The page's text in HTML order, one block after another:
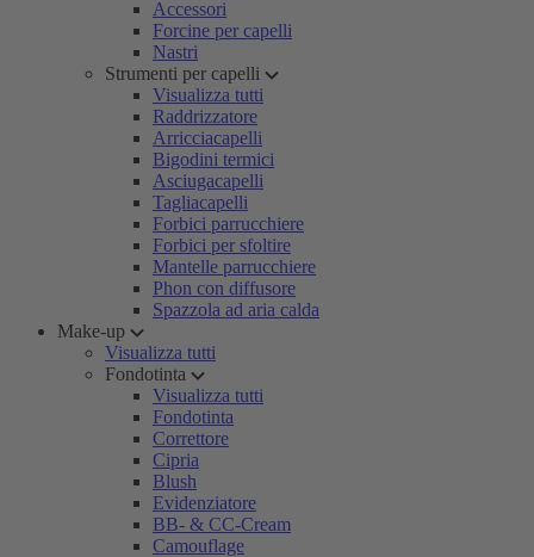
Accessori
Forcine per capelli
Nastri
Strumenti per capelli
Visualizza tutti
Raddrizzatore
Arricciacapelli
Bigodini termici
Asciugacapelli
Tagliacapelli
Forbici parrucchiere
Forbici per sfoltire
Mantelle parrucchiere
Phon con diffusore
Spazzola ad aria calda
Make-up
Visualizza tutti
Fondotinta
Visualizza tutti
Fondotinta
Correttore
Cipria
Blush
Evidenziatore
BB- & CC-Cream
Camouflage